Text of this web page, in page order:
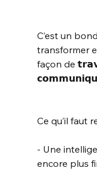
C’est un
transformer
façon de
Ce qu’il faut
- Une
encore plus